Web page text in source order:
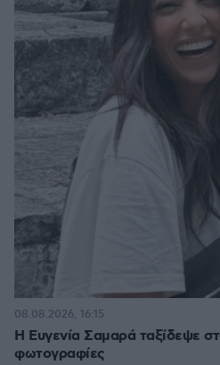
Η Ευγενία Σαμαρά ταξίδεψε
φωτογραφίες
08.08.2026, 16:15